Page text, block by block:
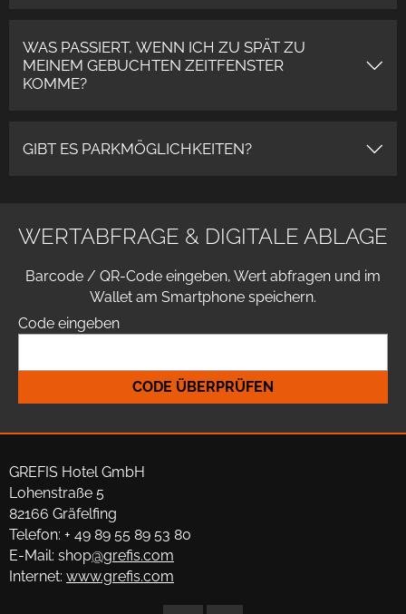
WAS PASSIERT, WENN ICH ZU SPÄT ZU
MEINEM GEBUCHTEN ZEITFENSTER
KOMME?
GIBT ES PARKMÖGLICHKEITEN?
WERTABFRAGE & DIGITALE ABLAGE
Barcode / QR-Code eingeben, Wert abfragen und im
Wallet am Smartphone speichern.
Code eingeben
CODE ÜBERPRÜFEN
GREFIS Hotel GmbH
Lohenstraße 5
82166 Gräfelfing
Telefon: + 49 89 55 89 53 80
E-Mail: shop@grefis.com
Internet: www.grefis.com